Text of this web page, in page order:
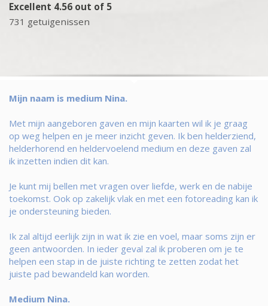
Excellent 4.56 out of 5
731 getuigenissen
Mijn naam is medium Nina.
Met mijn aangeboren gaven en mijn kaarten wil ik je graag
op weg helpen en je meer inzicht geven. Ik ben helderziend,
helderhorend en heldervoelend medium en deze gaven zal
ik inzetten indien dit kan.
Je kunt mij bellen met vragen over liefde, werk en de nabije
toekomst. Ook op zakelijk vlak en met een fotoreading kan ik
je ondersteuning bieden.
Ik zal altijd eerlijk zijn in wat ik zie en voel, maar soms zijn er
geen antwoorden. In ieder geval zal ik proberen om je te
helpen een stap in de juiste richting te zetten zodat het
juiste pad bewandeld kan worden.
Medium Nina.